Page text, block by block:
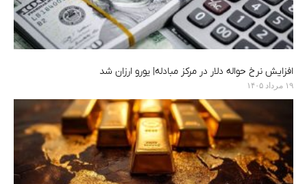
افزایش نرخ حواله دلار در مرکز مبادله| یورو ارزان شد
۱۹ مرداد ۱۴۰۵